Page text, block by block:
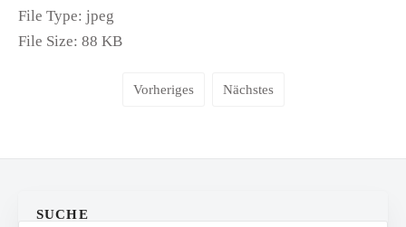
File Type: jpeg
File Size: 88 KB
Vorheriges Nächstes
SUCHE